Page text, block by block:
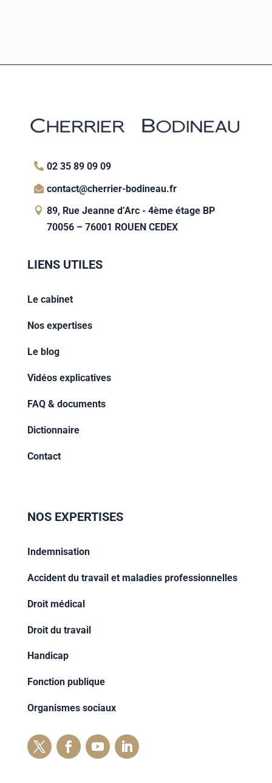
02 35 89 09 09
contact@cherrier-bodineau.fr
89, Rue Jeanne d’Arc - 4ème étage BP
70056 – 76001 ROUEN CEDEX
LIENS UTILES
Le cabinet
Nos expertises
Le blog
Vidéos explicatives
FAQ & documents
Dictionnaire
Contact
NOS EXPERTISES
Indemnisation
Accident du travail et maladies professionnelles
Droit médical
Droit du travail
Handicap
Fonction publique
Organismes sociaux